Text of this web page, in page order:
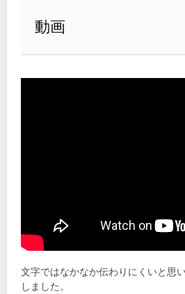
動画
文字ではなかなか伝わりにくいと思
しました。